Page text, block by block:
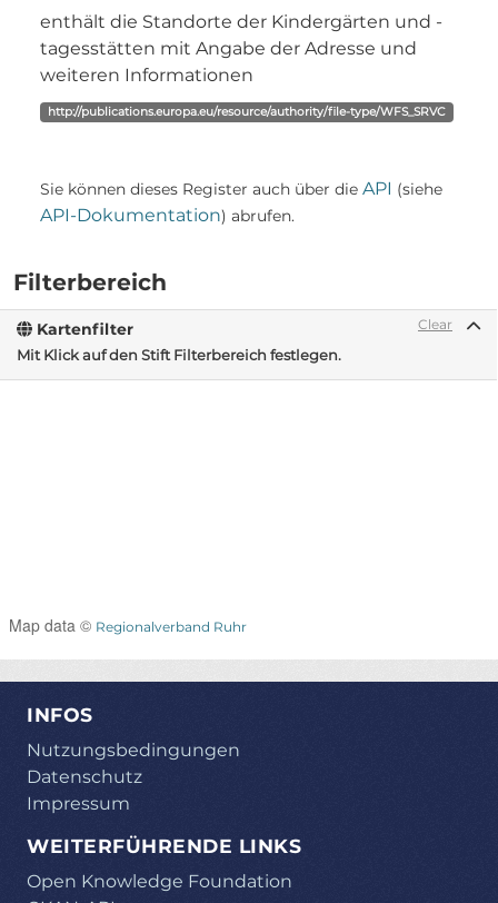
Filterbereich
Clear
Kartenfilter
Mit Klick auf den Stift Filterbereich festlegen.
Map data © Regionalverband Ruhr
enthält die Standorte der Kindergärten und -
tagesstätten mit Angabe der Adresse und
weiteren Informationen
http://publications.europa.eu/resource/authority/file-type/WFS_SRVC
Sie können dieses Register auch über die API (siehe
API-Dokumentation) abrufen.
INFOS
Nutzungsbedingungen
Datenschutz
Impressum
WEITERFÜHRENDE LINKS
Open Knowledge Foundation